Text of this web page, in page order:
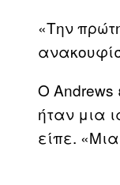
«Την
Ο
ήταν μια
είπε.